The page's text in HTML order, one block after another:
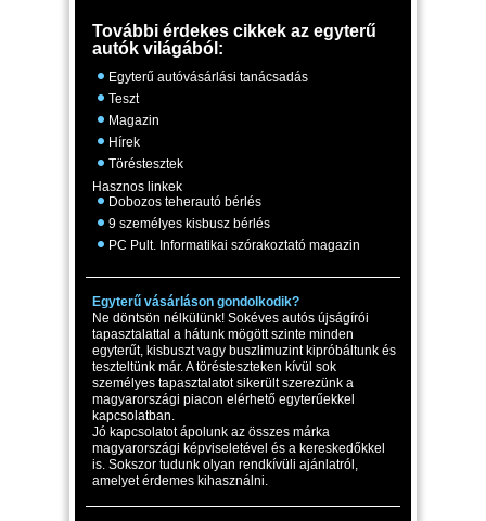
További érdekes cikkek az egyterű
autók világából:
Egyterű autóvásárlási tanácsadás
Teszt
Magazin
Hírek
Töréstesztek
Hasznos linkek
Dobozos teherautó bérlés
9 személyes kisbusz bérlés
PC Pult. Informatikai szórakoztató magazin
Egyterű vásárláson gondolkodik?
Ne döntsön nélkülünk! Sokéves autós újságírói
tapasztalattal a hátunk mögött szinte minden
egyterűt, kisbuszt vagy buszlimuzint kipróbáltunk és
teszteltünk már. A törésteszteken kívül sok
személyes tapasztalatot sikerült szerezünk a
magyarországi piacon elérhető egyterűekkel
kapcsolatban.
Jó kapcsolatot ápolunk az összes márka
magyarországi képviseletével és a kereskedőkkel
is. Sokszor tudunk olyan rendkívüli ajánlatról,
amelyet érdemes kihasználni.